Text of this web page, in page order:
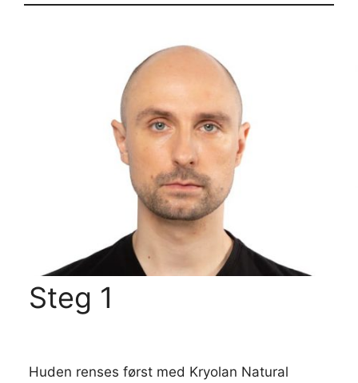
Steg 1
Huden renses først med Kryolan Natural